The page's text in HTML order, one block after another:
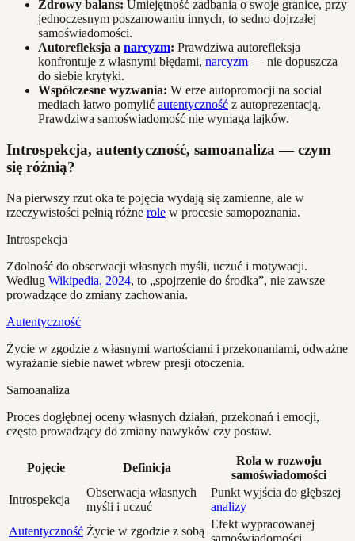
Zdrowy balans: Umiejętność zadbania o swoje granice, przy
jednoczesnym poszanowaniu innych, to sedno dojrzałej
samoświadomości.
Autorefleksja a narcyzm: Prawdziwa autorefleksja
konfrontuje z własnymi błędami, narcyzm — nie dopuszcza
do siebie krytyki.
Współczesne wyzwania: W erze autopromocji na social
mediach łatwo pomylić autentyczność z autoprezentacją.
Prawdziwa samoświadomość nie wymaga lajków.
Introspekcja, autentyczność, samoanaliza — czym
się różnią?
Na pierwszy rzut oka te pojęcia wydają się zamienne, ale w
rzeczywistości pełnią różne role w procesie samopoznania.
Introspekcja
Zdolność do obserwacji własnych myśli, uczuć i motywacji.
Według Wikipedia, 2024, to „spojrzenie do środka”, nie zawsze
prowadzące do zmiany zachowania.
Autentyczność
Życie w zgodzie z własnymi wartościami i przekonaniami, odważne
wyrażanie siebie nawet wbrew presji otoczenia.
Samoanaliza
Proces dogłębnej oceny własnych działań, przekonań i emocji,
często prowadzący do zmiany nawyków czy postaw.
Pojęcie Definicja
Rola w rozwoju
samoświadomości
Introspekcja
Obserwacja własnych
myśli i uczuć
Punkt wyjścia do głębszej
analizy
Autentyczność Życie w zgodzie z sobą
Efekt wypracowanej
samoświadomości